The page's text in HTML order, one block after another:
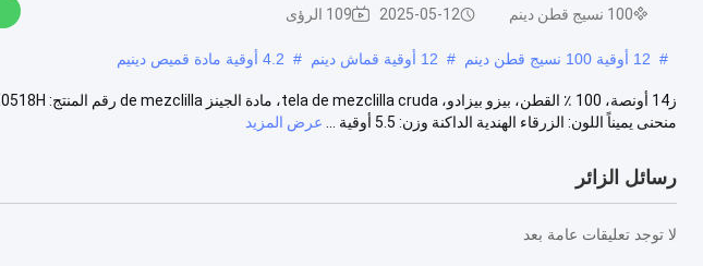
100 نسيج قطن دينم 2025-05-12 109 الرؤى
# 12 أوقية 100 نسيج قطن دينم # 12 أوقية قماش دينم # 4.2 أوقية مادة قميص دينيم
منحنى يميناً اللون: الزرقاء الهندية الداكنة وزن: 5.5 أوقية ...
عرض المزيد
رسائل الزائر
لا توجد تعليقات عامة بعد